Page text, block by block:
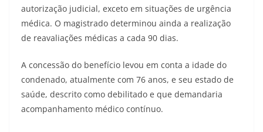
autorização judicial, exceto em situações de urgência
médica. O magistrado determinou ainda a realização
de reavaliações médicas a cada 90 dias.
A concessão do benefício levou em conta a idade do
condenado, atualmente com 76 anos, e seu estado de
saúde, descrito como debilitado e que demandaria
acompanhamento médico contínuo.